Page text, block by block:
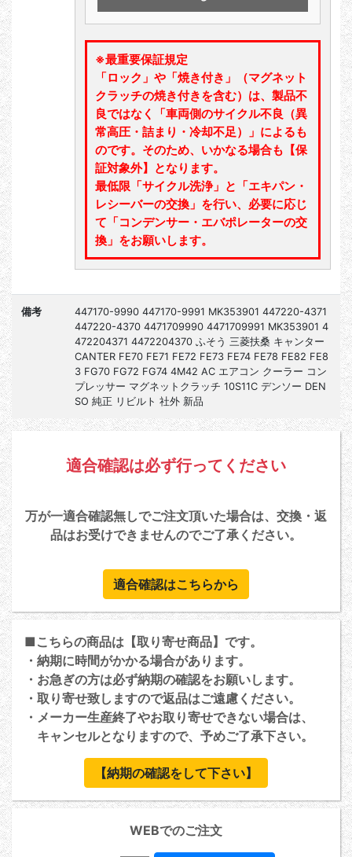
※最重要保証規定
「ロック」や「焼き付き」（マグネット
クラッチの焼き付きを含む）は、製品不
良ではなく「車両側のサイクル不良（異
常高圧・詰まり・冷却不足）」によるも
のです。そのため、いかなる場合も【保
証対象外】となります。
最低限「サイクル洗浄」と「エキパン・
レシーバーの交換」を行い、必要に応じ
て「コンデンサー・エバポレーターの交
換」をお願いします。
備考
447170-9990 447170-9991 MK353901 447220-4371
447220-4370 4471709990 4471709991 MK353901 4
472204371 4472204370 ふそう 三菱扶桑 キャンター
CANTER FE70 FE71 FE72 FE73 FE74 FE78 FE82 FE8
3 FG70 FG72 FG74 4M42 AC エアコン クーラー コン
プレッサー マグネットクラッチ 10S11C デンソー DEN
SO 純正 リビルト 社外 新品
適合確認は必ず行ってください
万が一適合確認無しでご注文頂いた場合は、交換・返
品はお受けできませんのでご了承ください。
適合確認はこちらから
■こちらの商品は【取り寄せ商品】です。
・納期に時間がかかる場合があります。
・お急ぎの方は必ず納期の確認をお願いします。
・取り寄せ致しますので返品はご遠慮ください。
・メーカー生産終了やお取り寄せできない場合は、
キャンセルとなりますので、予めご了承下さい。
【納期の確認をして下さい】
WEBでのご注文